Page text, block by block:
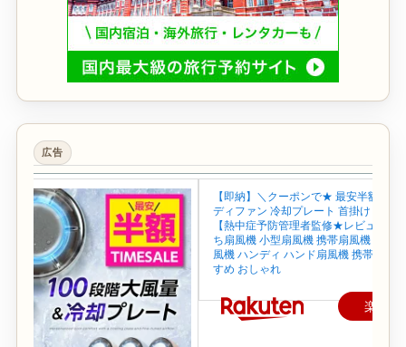
広告
【即納】＼クーポンで★ 最安半額~／
ディファン 冷却プレート 首掛け 首か
【熱中症予防管理者監修★レビュー特
ち扇風機 小型扇風機 携帯扇風機 ネッ
風機 ハンディ ハンド扇風機 携帯 せん
すめ おしゃれ
楽天で